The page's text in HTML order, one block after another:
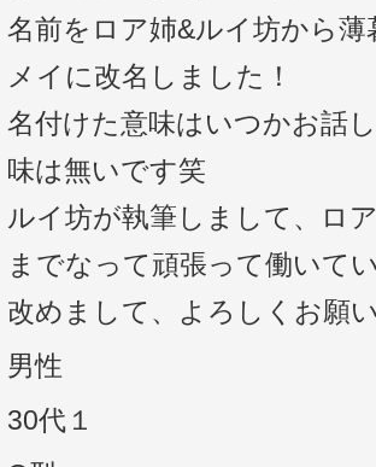
名前をロア姉&ルイ坊から
メイに改名しました！
名付けた意味はいつかお話
味は無いです笑
ルイ坊が執筆しまして、ロ
までなって頑張って働いて
改めまして、よろしくお願
男性
30代１